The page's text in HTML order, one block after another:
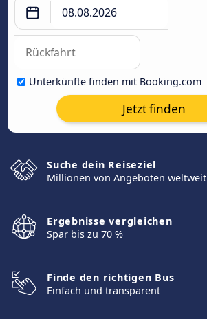
Unterkünfte finden mit Booking.com
Jetzt finden
Suche dein Reiseziel
Millionen von Angeboten weltweit
Ergebnisse vergleichen
Spar bis zu 70 %
Finde den richtigen Bus
Einfach und transparent